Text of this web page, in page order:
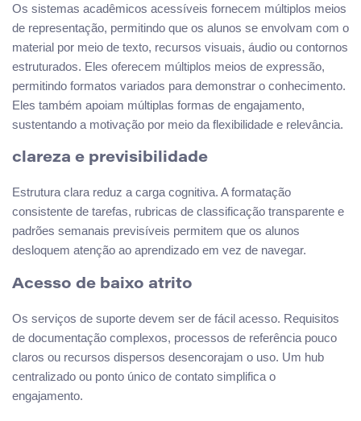
Os sistemas acadêmicos acessíveis fornecem múltiplos meios
de representação, permitindo que os alunos se envolvam com o
material por meio de texto, recursos visuais, áudio ou contornos
estruturados. Eles oferecem múltiplos meios de expressão,
permitindo formatos variados para demonstrar o conhecimento.
Eles também apoiam múltiplas formas de engajamento,
sustentando a motivação por meio da flexibilidade e relevância.
clareza e previsibilidade
Estrutura clara reduz a carga cognitiva. A formatação
consistente de tarefas, rubricas de classificação transparente e
padrões semanais previsíveis permitem que os alunos
desloquem atenção ao aprendizado em vez de navegar.
Acesso de baixo atrito
Os serviços de suporte devem ser de fácil acesso. Requisitos
de documentação complexos, processos de referência pouco
claros ou recursos dispersos desencorajam o uso. Um hub
centralizado ou ponto único de contato simplifica o
engajamento.